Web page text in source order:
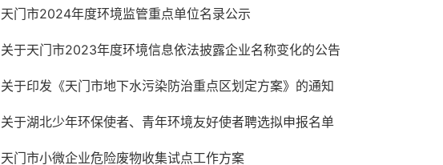
天门市2024年度环境监管重点单位名录公示
关于天门市2023年度环境信息依法披露企业名称变化的公告
关于印发《天门市地下水污染防治重点区划定方案》的通知
关于湖北少年环保使者、青年环境友好使者聘选拟申报名单
天门市小微企业危险废物收集试点工作方案